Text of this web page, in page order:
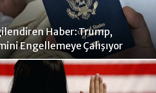
Haber: Trump,
Engellemeye Çalışıyor